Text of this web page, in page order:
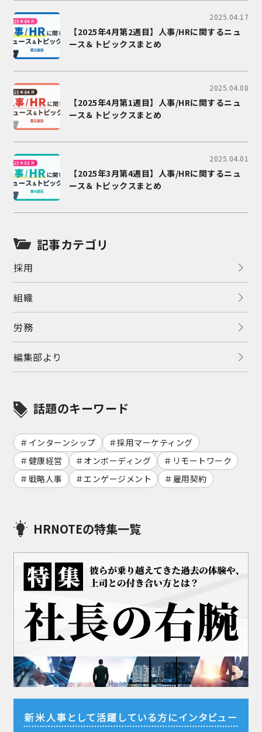
2025.04.17
【2025年4月第2週目】人事/HRに関するニュ
ース＆トピックスまとめ
2025.04.08
【2025年4月第1週目】人事/HRに関するニュ
ース＆トピックスまとめ
2025.04.01
【2025年3月第4週目】人事/HRに関するニュ
ース＆トピックスまとめ
記事カテゴリ
採用
組織
労務
編集部より
話題のキーワード
インターンシップ
採用マーケティング
健康経営
オンボーディング
リモートワーク
戦略人事
エンゲージメント 雇用契約
HRNOTEの特集一覧